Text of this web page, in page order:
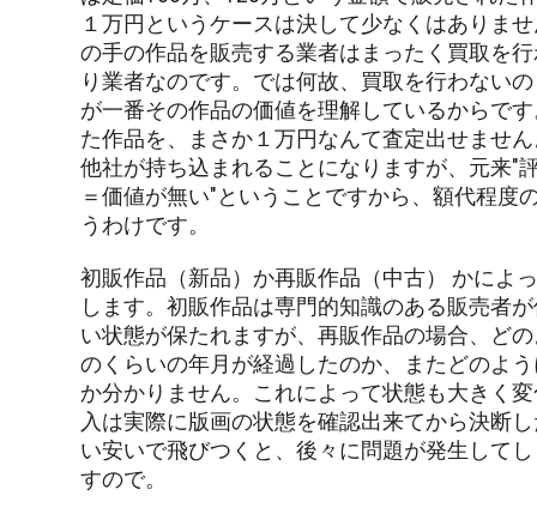
１万円というケースは決して少なくはありま
の手の作品を販売する業者はまったく買取を
り業者なのです。では何故、買取を行わない
が一番その作品の価値を理解しているからで
た作品を、まさか１万円なんて査定出せませ
他社が持ち込まれることになりますが、元来"
＝価値が無い"ということですから、額代程度
うわけです。
初販作品（新品）か再販作品（中古） かによ
します。初販作品は専門的知識のある販売者
い状態が保たれますが、再販作品の場合、ど
のくらいの年月が経過したのか、またどのよ
か分かりません。これによって状態も大きく
入は実際に版画の状態を確認出来てから決断
い安いで飛びつくと、後々に問題が発生して
すので。